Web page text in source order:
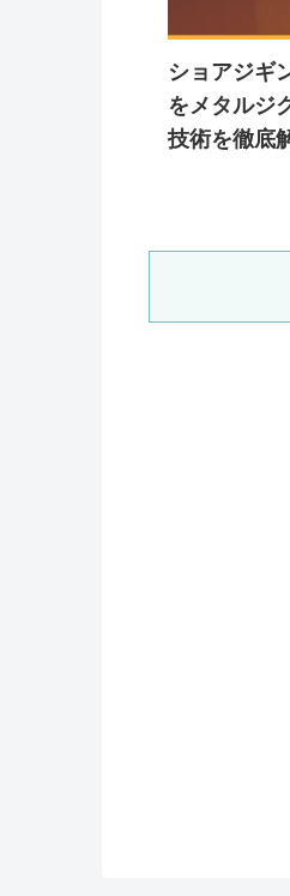
ショアジギ
をメタルジ
技術を徹底